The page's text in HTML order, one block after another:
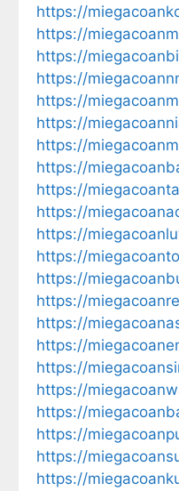
https://
https://
https://
https://
https://
https://
https://
https://
https://
https://
https://
https://
https://
https://
https://
https://
https://
https://
https://
https://
https://
https://